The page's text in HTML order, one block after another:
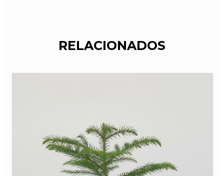
RELACIONADOS